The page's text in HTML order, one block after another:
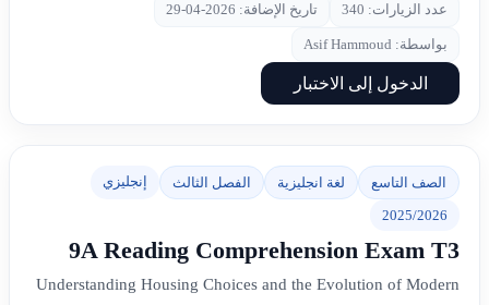
عدد الزيارات: 340 تاريخ الإضافة: 2026-04-29
بواسطة: Asif Hammoud
الدخول إلى الاختبار
الصف التاسع لغة انجليزية الفصل الثالث إنجليزي
2025/2026
9A Reading Comprehension Exam T3
Understanding Housing Choices and the Evolution of Modern